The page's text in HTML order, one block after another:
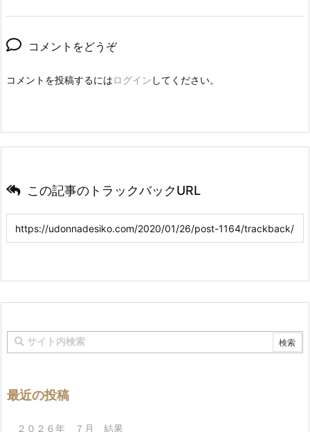
コメントをどうぞ
コメントを投稿するにはログイン してください。
この記事のトラックバックURL
最近の投稿
２０２６年 ７月 結果